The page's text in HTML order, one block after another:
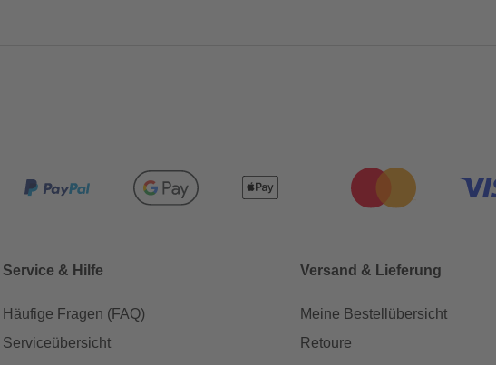
Service & Hilfe
Häufige Fragen (FAQ)
Serviceübersicht
Versand & Lieferung
Meine Bestellübersicht
Retoure